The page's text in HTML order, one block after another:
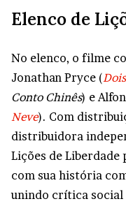
Elenco de
No elenco, o filme
Jonathan Pryce (
Conto Chinês) e
Neve). Com
distribuidora
Lições de
com sua história
unindo crítica social